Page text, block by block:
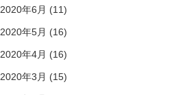
2020年6月 (11)
2020年5月 (16)
2020年4月 (16)
2020年3月 (15)